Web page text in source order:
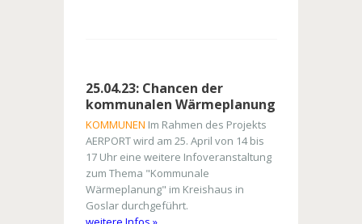
25.04.23: Chancen der
kommunalen Wärmeplanung
KOMMUNEN Im Rahmen des Projekts
AERPORT wird am 25. April von 14 bis
17 Uhr eine weitere Infoveranstaltung
zum Thema "Kommunale
Wärmeplanung" im Kreishaus in
Goslar durchgeführt.